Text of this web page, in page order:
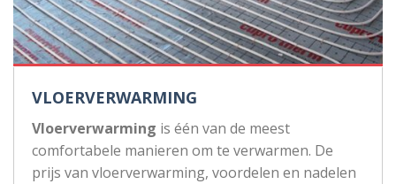
VLOERVERWARMING
Vloerverwarming is één van de meest
comfortabele manieren om te verwarmen. De
prijs van vloerverwarming, voordelen en nadelen